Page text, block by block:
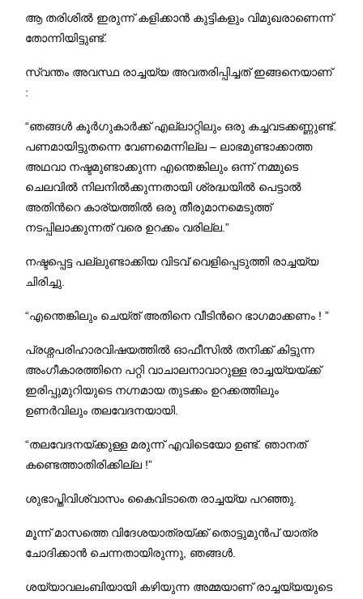
ആ തരിശില്‍ ഇരുന്ന് കളിക്കാന്‍ കുട്ടികളും വിമുഖരാണെന്ന്
തോന്നിയിട്ടുണ്ട്.
സ്വന്തം അവസ്ഥ രാച്ചയ്യ അവതരിപ്പിച്ചത് ഇങ്ങനെയാണ്
:
“ഞങ്ങള്‍ കൂര്‍ഗുകാര്‍ക്ക് എല്ലാറ്റിലും ഒരു കച്ചവടക്കണ്ണുണ്ട്.
പണമായിട്ടുതന്നെ വേണമെന്നില്ല – ലാഭമുണ്ടാക്കാത്ത
അഥവാ നഷ്ടമുണ്ടാക്കുന്ന എന്തെങ്കിലും ഒന്ന് നമ്മുടെ
ചെലവില്‍ നിലനില്‍ക്കുന്നതായി ശ്രദ്ധയില്‍ പെട്ടാല്‍
അതിന്‍റെ കാര്യത്തില്‍ ഒരു തീരുമാനമെടുത്ത്
നടപ്പിലാക്കുന്നത് വരെ ഉറക്കം വരില്ല.”
നഷ്ടപ്പെട്ട പല്ലുണ്ടാക്കിയ വിടവ് വെളിപ്പെടുത്തി രാച്ചയ്യ
ചിരിച്ചു.
“എന്തെങ്കിലും ചെയ്ത് അതിനെ വീടിന്‍റെ ഭാഗമാക്കണം ! ”
പ്രശ്നപരിഹാരവിഷയത്തില്‍ ഓഫീസില്‍ തനിക്ക് കിട്ടുന്ന
അംഗീകാരത്തിനെ പറ്റി വാചാലനാവാറുള്ള രാച്ചയ്യയ്ക്ക്
ഇരിപ്പുമുറിയുടെ നഗ്നമായ തുടക്കം ഉറക്കത്തിലും
ഉണര്‍വിലും തലവേദനയായി.
“തലവേദനയ്ക്കുള്ള മരുന്ന് എവിടെയോ ഉണ്ട്. ഞാനത്
കണ്ടെത്താതിരിക്കില്ല !”
ശുഭാപ്തിവിശ്വാസം കൈവിടാതെ രാച്ചയ്യ പറഞ്ഞു.
മൂന്ന് മാസത്തെ വിദേശയാത്രയ്ക്ക് തൊട്ടുമുന്‍പ് യാത്ര
ചോദിക്കാന്‍ ചെന്നതായിരുന്നു, ഞങ്ങള്‍.
ശയ്യാവലംബിയായി കഴിയുന്ന അമ്മയാണ് രാച്ചയ്യയുടെ